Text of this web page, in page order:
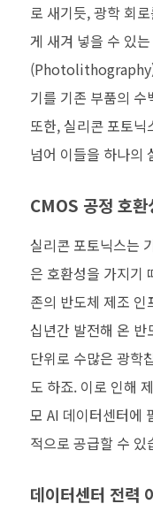
로 새기듯, 광학 회
게 새겨 넣을 수 있
(Photolithography)
기를 기존 부품의
또한, 실리콘 포토
넘어 이들을 하나의
CMOS 공정 호
실리콘 포토닉스는
은 호환성을 가지기
존의 반도체 제조
십년간 발전해 온 반
단위로 수많은 광학
도 하죠. 이로 인해
모 AI 데이터센터에
적으로 공급할 수 있
데이터센터 전력